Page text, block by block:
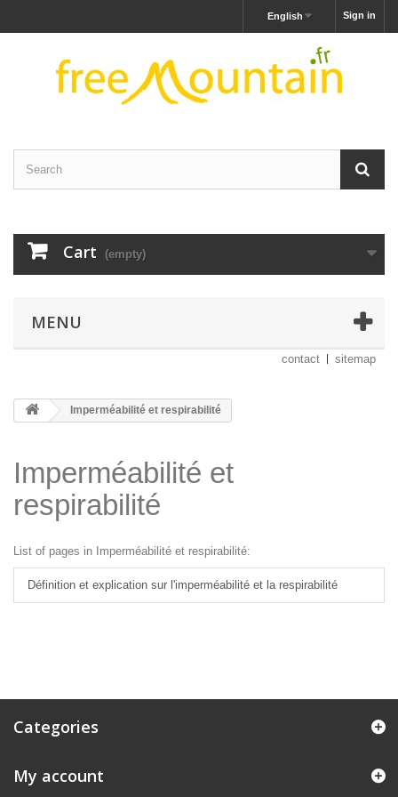
Sign in
English
Cart (empty)
MENU
contact sitemap
Imperméabilité et respirabilité
Imperméabilité et
respirabilité
List of pages in Imperméabilité et respirabilité:
Définition et explication sur l'imperméabilité et la respirabilité
Categories
My account